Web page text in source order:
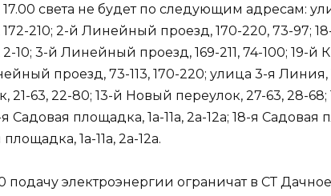
света не будет по следующим адресам:
210; 2-й Линейный проезд, 170-220, 73-97;
10; 3-й Линейный проезд, 169-211, 74-100; 19-й
проезд, 73-113, 170-220; улица 3-я Линия,
21-63, 22-80; 13-й Новый переулок, 27-63, 28-
Садовая площадка, 1а-11а, 2а-12а; 18-я Садовая
площадка, 1а-11а, 2а-12а.
подачу электроэнергии ограничат в СТ